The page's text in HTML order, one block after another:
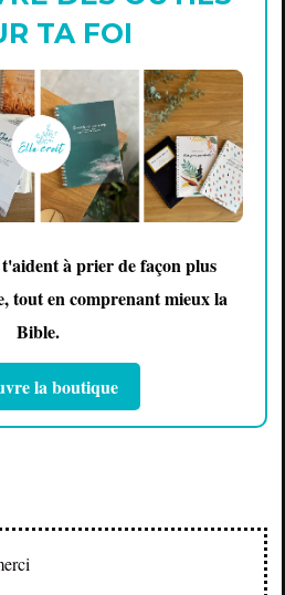
TA FOI
à prier de façon plus
tout en comprenant mieux la
Bible.
la boutique